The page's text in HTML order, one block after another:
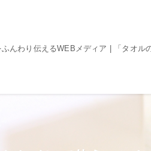
んわり伝えるWEBメディア | 「タオル